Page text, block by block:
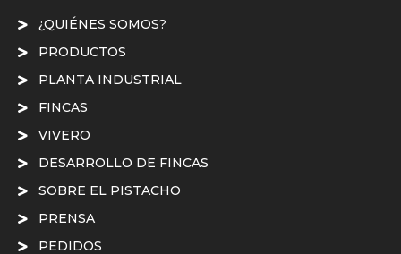
¿QUIÉNES SOMOS?
PRODUCTOS
PLANTA INDUSTRIAL
FINCAS
VIVERO
DESARROLLO DE FINCAS
SOBRE EL PISTACHO
PRENSA
PEDIDOS